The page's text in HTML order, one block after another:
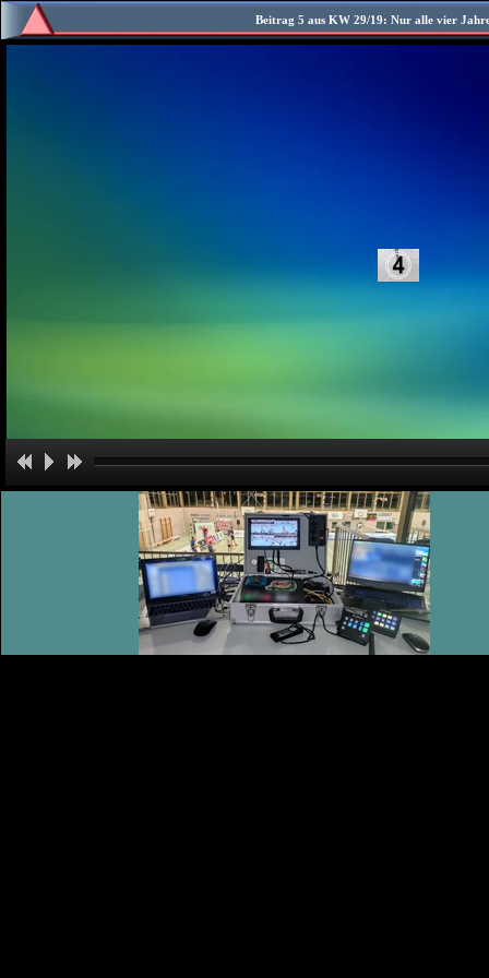
Beitrag 5 aus KW 29/19: Nur alle vier